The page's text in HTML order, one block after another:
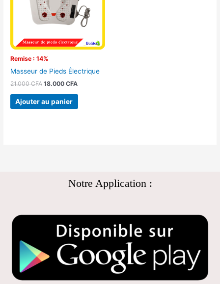
Remise : 14%
Masseur de Pieds Électrique
21.000CFA 18.000CFA
Ajouter au panier
Notre Application :